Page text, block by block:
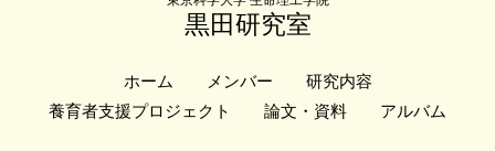
黒田研究室
ホーム メンバー
研究内容
養育者支援プロジェクト
論文・資料 アルバム